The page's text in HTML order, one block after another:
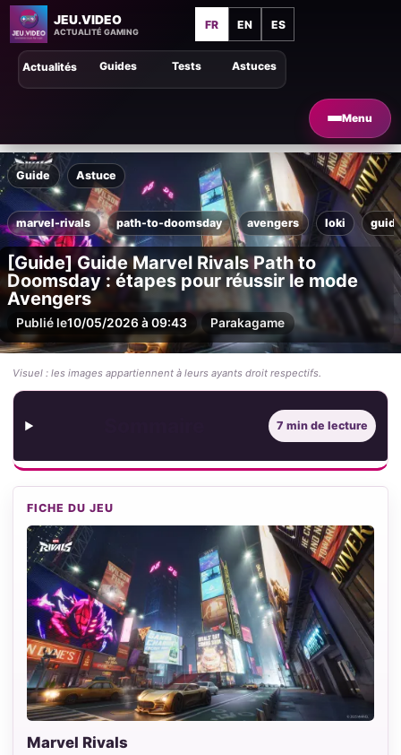
JEU.VIDEO
ACTUALITÉ GAMING
FR EN ES
Menu
Astuces
Guides Tests
Actualités
Guide Astuce
marvel-rivals path-to-doomsday avengers loki
[Guide] Guide Marvel Rivals Path to
Doomsday : étapes pour réussir le mode
Avengers
Publié le10/05/2026 à 09:43 Parakagame
Visuel : les images appartiennent à leurs ayants droit respectifs.
7 min de lecture
FICHE DU JEU
Marvel Rivals